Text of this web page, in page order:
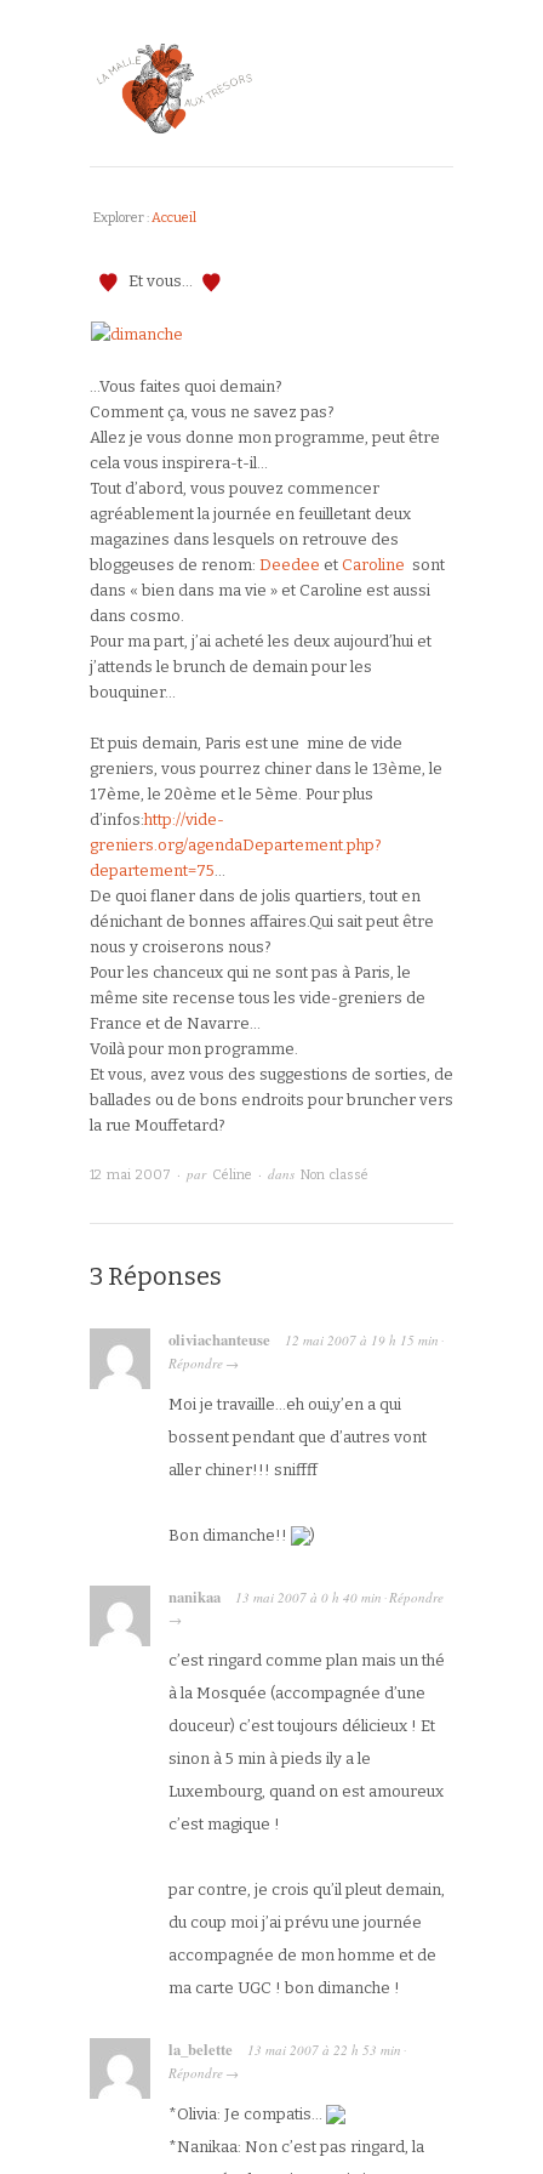
Explorer :Accueil
Et vous…
…Vous faites quoi demain?
Comment ça, vous ne savez pas?
Allez je vous donne mon programme, peut être
cela vous inspirera-t-il…
Tout d’abord, vous pouvez commencer
agréablement la journée en feuilletant deux
magazines dans lesquels on retrouve des
bloggeuses de renom: Deedee et Caroline sont
dans « bien dans ma vie » et Caroline est aussi
dans cosmo.
Pour ma part, j’ai acheté les deux aujourd’hui et
j’attends le brunch de demain pour les
bouquiner…
Et puis demain, Paris est une mine de vide
greniers, vous pourrez chiner dans le 13ème, le
17ème, le 20ème et le 5ème. Pour plus
d’infos:http://vide-
greniers.org/agendaDepartement.php?
departement=75
De quoi flaner dans de jolis quartiers, tout en
dénichant de bonnes affaires.Qui sait peut être
nous y croiserons nous?
Pour les chanceux qui ne sont pas à Paris, le
même site recense tous les vide-greniers de
France et de Navarre…
Voilà pour mon programme.
Et vous, avez vous des suggestions de sorties, de
ballades ou de bons endroits pour bruncher vers
la rue Mouffetard?
12 mai 2007 · par Céline · dans Non classé
3 Réponses
oliviachanteuse 12 mai 2007 à 19 h 15 min ·
Répondre →
Moi je travaille…eh oui,y’en a qui
bossent pendant que d’autres vont
aller chiner!!! sniffff
Bon dimanche!! )
nanikaa 13 mai 2007 à 0 h 40 min · Répondre
→
c’est ringard comme plan mais un thé
à la Mosquée (accompagnée d’une
douceur) c’est toujours délicieux ! Et
sinon à 5 min à pieds ily a le
Luxembourg, quand on est amoureux
c’est magique !
par contre, je crois qu’il pleut demain,
du coup moi j’ai prévu une journée
accompagnée de mon homme et de
ma carte UGC ! bon dimanche !
la_belette 13 mai 2007 à 22 h 53 min ·
Répondre →
*Olivia: Je compatis…
*Nanikaa: Non c’est pas ringard, la